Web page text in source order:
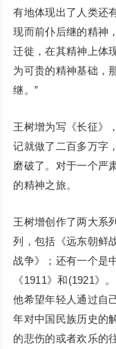
有地体现出了人类还
现而前仆后继的精神
迁徙，在其精神上体
为可贵的精神基础，
继。”
王树增为写《长征》
记就做了二百多万字
磨破了。对于一个严
的精神之旅。
王树增创作了两大系
列，包括《远东朝鲜
战争》；还有一个是
《1911》和(1921》
他希望年轻人通过自
年对中国民族历史的
的悲伤的或者欢乐的